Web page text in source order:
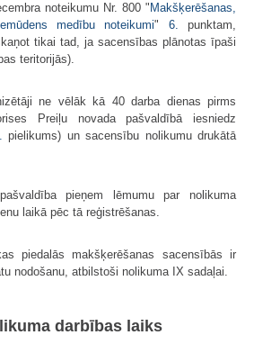
noteikumu Nr. 800 " Makšķerēšanas,
medību noteikumi" 6. punktam,
tikai tad, ja sacensības plānotas īpaši
teritorijās).
ne vēlāk kā 40 darba dienas pirms
Preiļu novada pašvaldībā iesniedz
pielikums) un sacensību nolikumu drukātā
pieņem lēmumu par nolikuma
laikā pēc tā reģistrēšanas.
piedalās makšķerēšanas sacensībās ir
nodošanu, atbilstoši nolikuma IX sadaļai.
darbības laiks